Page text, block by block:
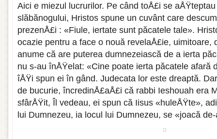
Aici e miezul lucrurilor. Pe când toÅ£i se
slăbănogului, Hristos spune un cuvânt care
prezenÅ£i : «Fiule, iertate sunt păcatele tale».
ocazie pentru a face o nouă revelaÅ£ie, uimitoare,
anume că are puterea dumnezeiască de a ierta
nu s-au înÅŸelat: «Cine poate ierta păcatele afară
îÅŸi spun ei în gând. Judecata lor este dreaptă.
de bucurie, încredinÅ£aÅ£i că rabbi Ieshouah era
sfârÅŸit, Îl vedeau, ei spun că Iisus «huleÅŸte»,
lui Dumnezeu, ia locul lui Dumnezeu, se «joacă